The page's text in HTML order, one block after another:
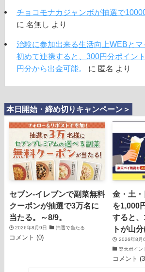
チョコモナカジャンボが抽選で
に 名無し より
治験に参加出来る生活向上WEBと
初めて連携すると、300円分ポイン
円分から出金可能。
に 匿名 より
本日開始・締め切りキャンペーン＞
セブン‐イレブンで副菜無料
クーポンが抽選で3万名に
当たる。～8/9。
2026年8月9日 抽選で当たる
コメント (0)
金・土
を1,000
すると
トが山
2026年8月
楽天ポイン
コメント